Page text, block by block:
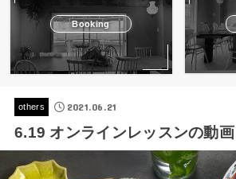
Booking
others 2021.06.21
6.19 オンラインレッスンの動画